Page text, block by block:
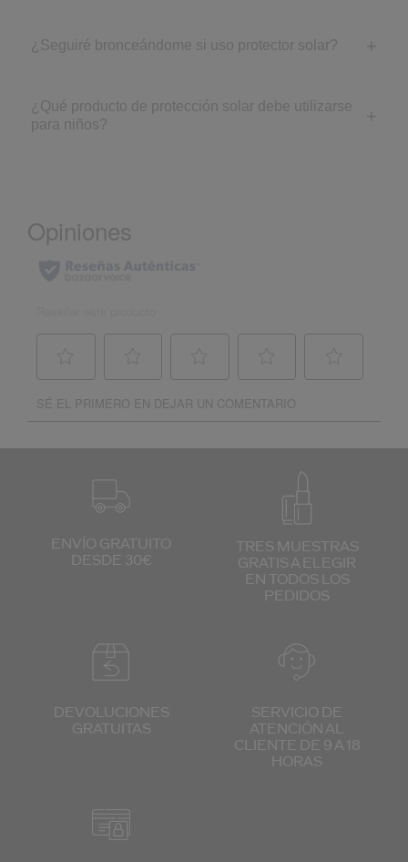
¿Seguiré bronceándome si uso protector solar?
¿Qué producto de protección solar debe utilizarse
para niños?
ENVÍO GRATUITO
DESDE 30€
TRES MUESTRAS
GRATIS A ELEGIR
EN TODOS
LOS
PEDIDOS
DEVOLUCIONES
GRATUITAS
SERVICIO DE
ATENCIÓN AL
CLIENTE DE 9 A 18
HORAS